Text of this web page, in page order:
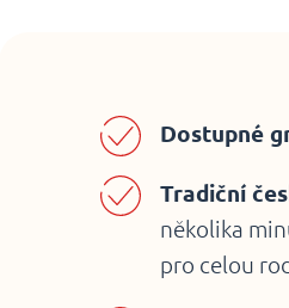
Dostupné
Tradiční
několika
pro celou